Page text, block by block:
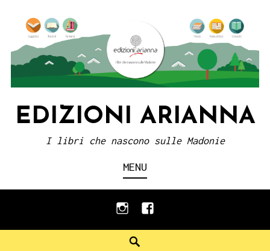
content
EDIZIONI ARIANNA
I libri che nascono sulle Madonie
MENU
instagramfacebook